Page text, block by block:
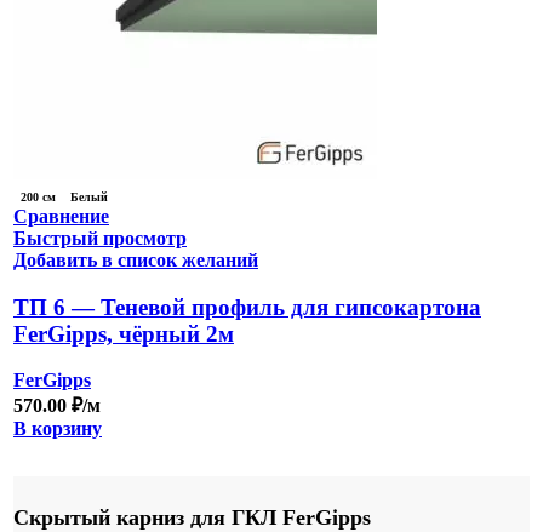
200 см Белый
Сравнение
Быстрый просмотр
Добавить в список желаний
ТП 6 — Теневой профиль для гипсокартона
FerGipps, чёрный 2м
FerGipps
570.00 ₽/м
В корзину
Скрытый карниз для ГКЛ FerGipps